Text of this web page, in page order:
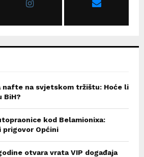
nafte na svjetskom tržištu: Hoće li
BiH?
kod Belamionixa:
prigovor Općini
otvara vrata VIP događaja